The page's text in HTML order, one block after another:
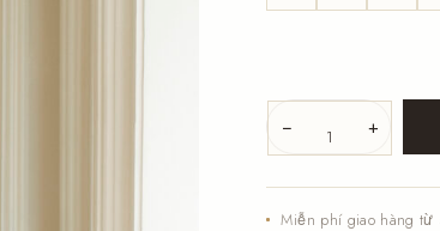
-
− 1 +
Miễn phí giao hàng từ